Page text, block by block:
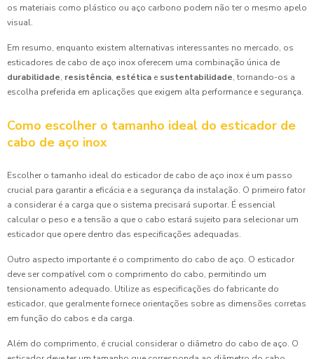
os materiais como plástico ou aço carbono podem não ter o mesmo apelo
visual.
Em resumo, enquanto existem alternativas interessantes no mercado, os
esticadores de cabo de aço inox oferecem uma combinação única de
durabilidade, resistência, estética e sustentabilidade, tornando-os a
escolha preferida em aplicações que exigem alta performance e segurança.
Como escolher o tamanho ideal do esticador de
cabo de aço inox
Escolher o tamanho ideal do esticador de cabo de aço inox é um passo
crucial para garantir a eficácia e a segurança da instalação. O primeiro fator
a considerar é a carga que o sistema precisará suportar. É essencial
calcular o peso e a tensão a que o cabo estará sujeito para selecionar um
esticador que opere dentro das especificações adequadas.
Outro aspecto importante é o comprimento do cabo de aço. O esticador
deve ser compatível com o comprimento do cabo, permitindo um
tensionamento adequado. Utilize as especificações do fabricante do
esticador, que geralmente fornece orientações sobre as dimensões corretas
em função do cabos e da carga.
Além do comprimento, é crucial considerar o diâmetro do cabo de aço. O